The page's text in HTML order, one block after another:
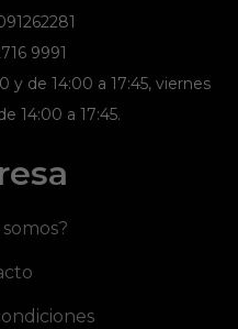
9991
y de 14:00 a 17:45, viernes
14:00 a 17:45.